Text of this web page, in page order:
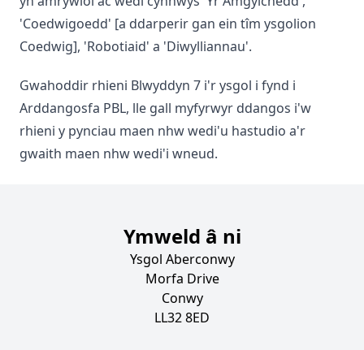
'Coedwigoedd' [a ddarperir gan ein tîm ysgolion
Coedwig], 'Robotiaid' a 'Diwylliannau'.
Gwahoddir rhieni Blwyddyn 7 i'r ysgol i fynd i
Arddangosfa PBL, lle gall myfyrwyr ddangos i'w
rhieni y pynciau maen nhw wedi'u hastudio a'r
gwaith maen nhw wedi'i wneud.
Ymweld â ni
Ysgol Aberconwy
Morfa Drive
Conwy
LL32 8ED